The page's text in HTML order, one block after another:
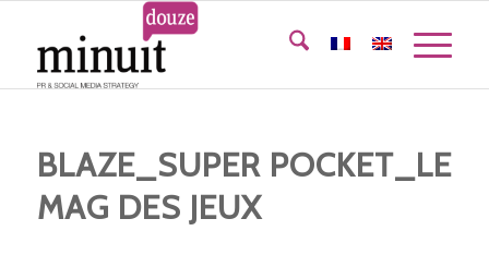
BLAZE_SUPER POCKET_LE
MAG DES JEUX